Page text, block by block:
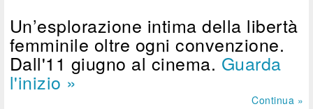
Un’esplorazione intima della libertà
femminile oltre ogni convenzione.
Dall'11 giugno al cinema. Guarda
l'inizio »
Continua »